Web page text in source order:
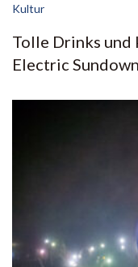
Kultur
Tolle Drinks und
Electric